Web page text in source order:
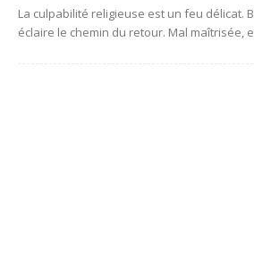
La culpabilité religieuse est un feu délicat.
éclaire le chemin du retour. Mal maîtrisée,